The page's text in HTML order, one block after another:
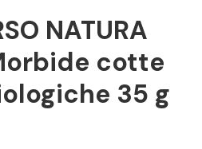
NATURA
cotte
35 g